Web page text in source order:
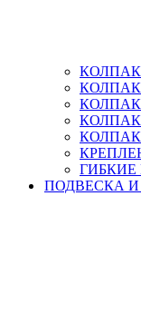
ПОДВЕСКА